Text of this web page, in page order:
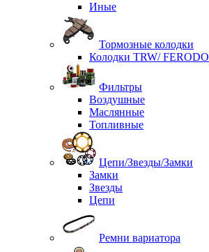
Иные
Тормозные колодки
Колодки TRW/ FERODO
Фильтры
Воздушные
Маслянные
Топливные
Цепи/Звезды/Замки
Замки
Звезды
Цепи
Ремни вариатора